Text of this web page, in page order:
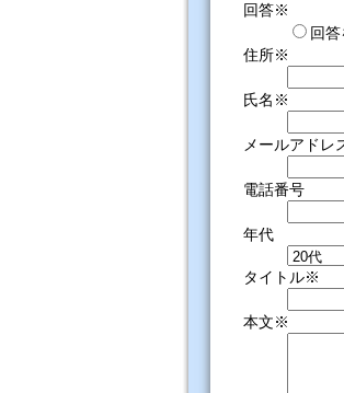
回答※
回
住所※
氏名※
メールアドレ
電話番号
年代
タイトル※
本文※